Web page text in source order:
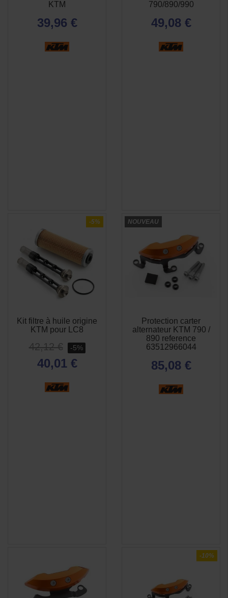
KTM
39,96 €
790/890/990
49,08 €
-5%
Kit filtre à huile origine
KTM pour LC8
42,12 € -5%
40,01 €
NOUVEAU
Protection carter
alternateur KTM 790 /
890 reference
63512966044
85,08 €
 APERÇU
RAPIDE
-10%
 APERÇU
RAPIDE